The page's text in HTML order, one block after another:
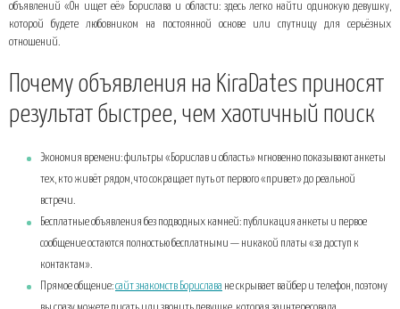
Типичные ошибки, которых стоит избегать
Что делать после публикации
объявлений «Он ищет её» Борислава и области: здесь легко найти одинокую девушку,
которой будете любовником на постоянной основе или спутницу для серьёзных
отношений.
Почему объявления на KiraDates приносят
результат быстрее, чем хаотичный поиск
Экономия времени: фильтры «Борислав и область» мгновенно показывают анкеты
тех, кто живёт рядом, что сокращает путь от первого «привет» до реальной
встречи.
Бесплатные объявления без подводных камней: публикация анкеты и первое
сообщение остаются полностью бесплатными — никакой платы «за доступ к
контактам».
Прямое общение:сайт знакомств Борислава не скрывает вайбер и телефон, поэтому